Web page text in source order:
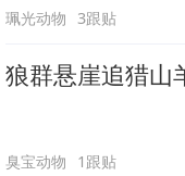
珮光动物 3跟贴
狼群悬崖追猎山
臭宝动物 1跟贴